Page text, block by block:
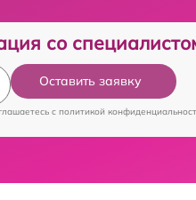
со
Оставить заявку
c политикой